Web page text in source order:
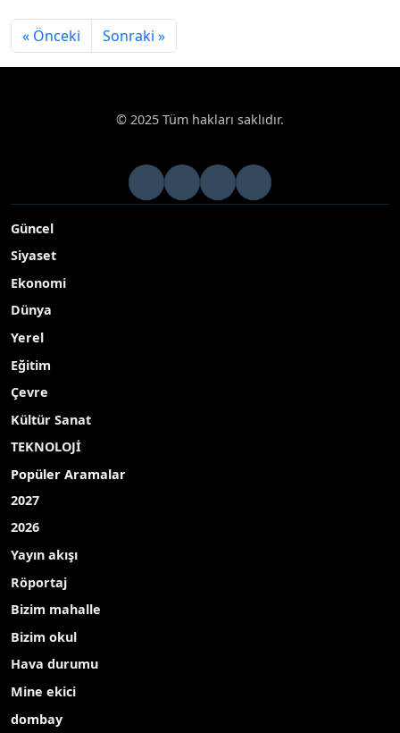
« Önceki Sonraki »
© 2025 Tüm hakları saklıdır.
Güncel
Siyaset
Ekonomi
Dünya
Yerel
Eğitim
Çevre
Kültür Sanat
TEKNOLOJİ
Popüler Aramalar
2027
2026
Yayın akışı
Röportaj
Bizim mahalle
Bizim okul
Hava durumu
Mine ekici
dombay